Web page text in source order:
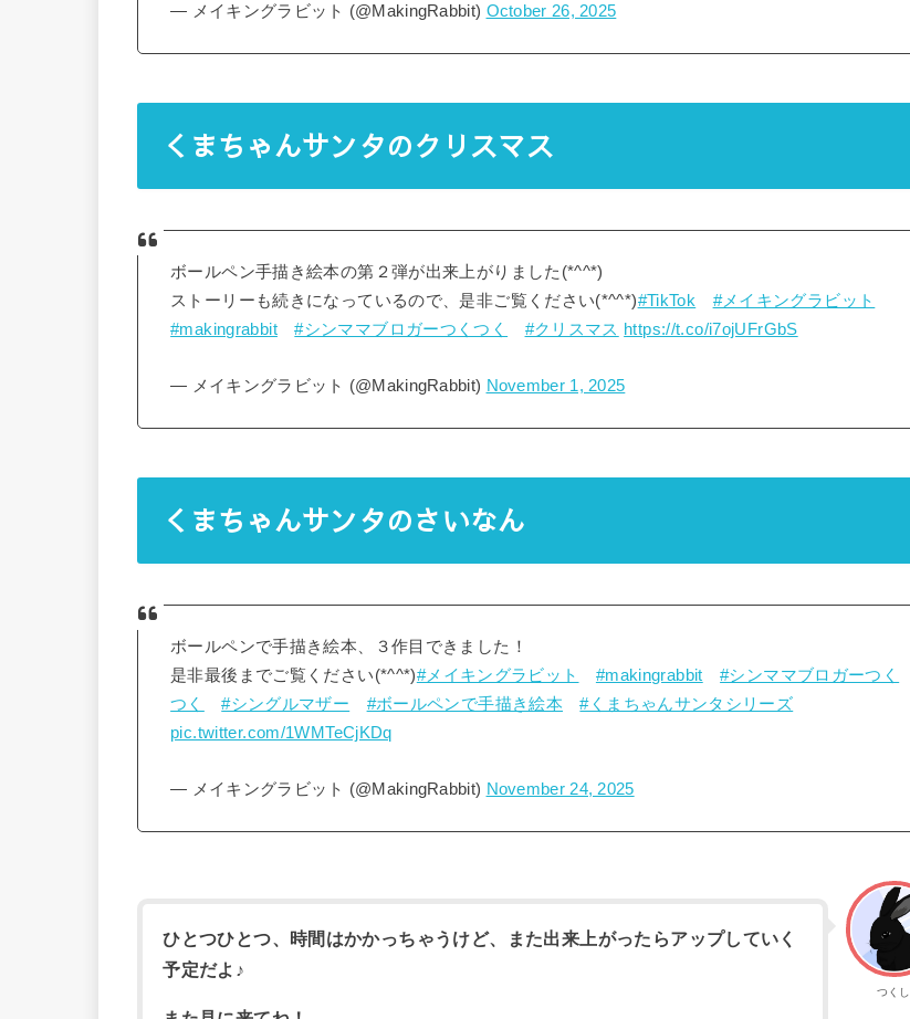
— メイキングラビット (@MakingRabbit) October 26, 2025
くまちゃんサンタのクリスマス
ボールペン手描き絵本の第２弾が出来上がりました(*^^*)
ストーリーも続きになっているので、是非ご覧ください(*^^*)#TikTok
#メイキングラビット
#makingrabbit
#シンママブロガーつくつく #クリスマス https://t.co/i7ojUFrGbS
— メイキングラビット (@MakingRabbit) November 1, 2025
くまちゃんサンタのさいなん
ボールペンで手描き絵本、３作目できました！
是非最後までご覧ください(*^^*)#メイキングラビット #makingrabbit
#シンママブロガーつく
つく
#シングルマザー #ボールペンで手描き絵本
#くまちゃんサンタシリーズ
pic.twitter.com/1WMTeCjKDq
— メイキングラビット (@MakingRabbit) November 24, 2025
つくし
ひとつひとつ、時間はかかっちゃうけど、また出来上がったらアップしていく
予定だよ♪